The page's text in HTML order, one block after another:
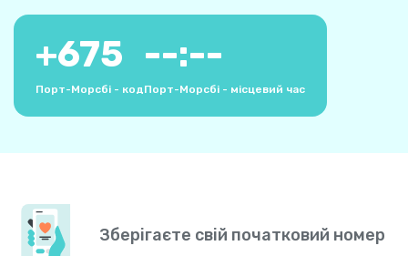
+675
Порт-Морсбі - код
--:--
Порт-Морсбі - місцевий час
Зберігаєте свій початковий номер